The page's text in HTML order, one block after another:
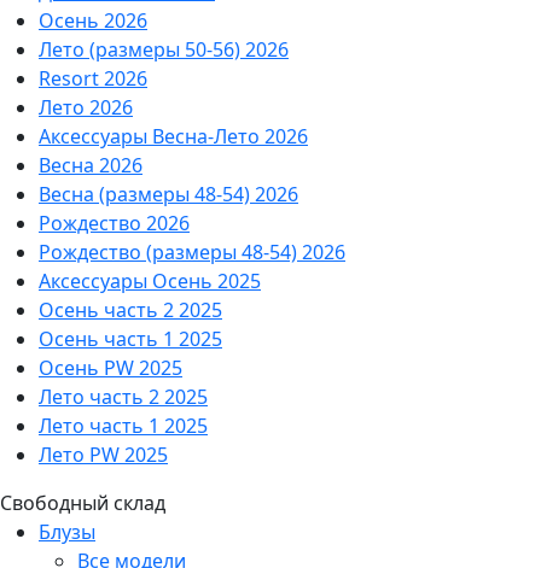
Осень 2026
Лето (размеры 50-56) 2026
Resort 2026
Лето 2026
Аксессуары Весна-Лето 2026
Весна 2026
Весна (размеры 48-54) 2026
Рождество 2026
Рождество (размеры 48-54) 2026
Аксессуары Осень 2025
Осень часть 2 2025
Осень часть 1 2025
Осень PW 2025
Лето часть 2 2025
Лето часть 1 2025
Лето PW 2025
Свободный склад
Блузы
Все модели